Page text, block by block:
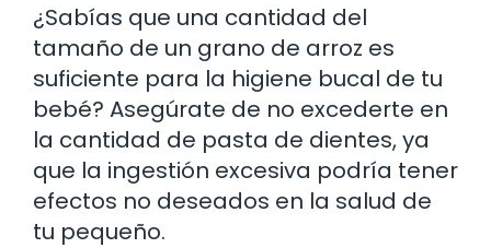
¿Sabías que una cantidad del
tamaño de un grano de arroz es
suficiente para la higiene bucal de tu
bebé? Asegúrate de no excederte en
la cantidad de pasta de dientes, ya
que la ingestión excesiva podría tener
efectos no deseados en la salud de
tu pequeño.